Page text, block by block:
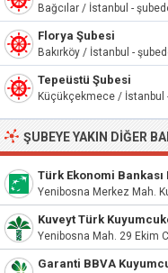
Bağcılar / İstanbul -
Florya Şubesi
Bakırköy / İstanbul -
Tepeüstü Şubesi
Küçükçekmece / İstanbul
ŞUBEYE YAKIN DIĞER
Türk Ekonomi
Kuveyt Türk
Garanti BBVA